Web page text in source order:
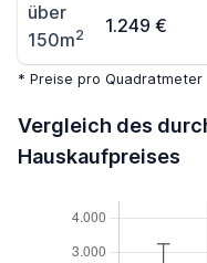
über
150m2 1.249 €
* Preise pro Quadratmeter
Vergleich des
Hauskaufpreises